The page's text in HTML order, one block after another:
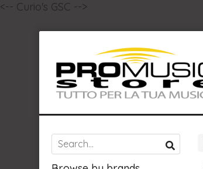
<-- Curio's GSC -->